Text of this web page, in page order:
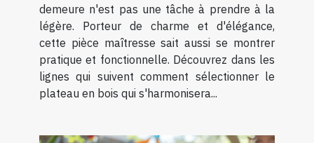
demeure n'est pas une tâche à prendre à la
légère. Porteur de charme et d'élégance,
cette pièce maîtresse sait aussi se montrer
pratique et fonctionnelle. Découvrez dans les
lignes qui suivent comment sélectionner le
plateau en bois qui s'harmonisera...